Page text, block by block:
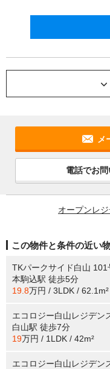
メ
電話でお
オープンレ
この物件と条件の近い
TKパークサイド白山 101
本駒込駅 徒歩5分
19.8万円 / 3LDK / 62.1m²
エコロジー白山レジデン
白山駅 徒歩7分
19万円 / 1LDK / 42m²
エコロジー白山レジデン